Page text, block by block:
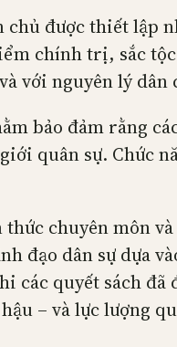
được thiết lập
chính trị, sắc
với nguyên lý dân
bảo đảm rằng
quân sự. Chức
chuyên môn
đạo dân sự dựa
quyết sách
– và lực lượng